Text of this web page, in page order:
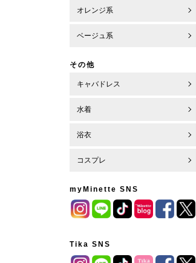
オレンジ系
ベージュ系
その他
キャバドレス
水着
浴衣
コスプレ
myMinette SNS
Tika SNS